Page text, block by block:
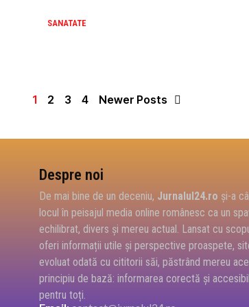
SANATATE
1 2 3 4 Newer Posts
Despre noi
De mai bine de un deceniu, Jurnalul24.ro și-a
locul în peisajul media online românesc ca un
echilibrat, divers și mereu actual. Lansat cu
oferi informații utile și perspective proaspete,
evoluat odată cu cititorii săi, păstrând mereu
principiu de bază: informarea corectă și
pentru toți.